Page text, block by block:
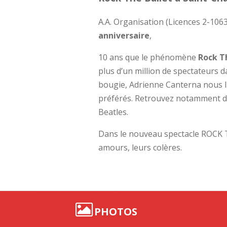
A.A. Organisation (Licences 2-
anniversaire,
10 ans que le phénomène Rock
plus d’un million de spectateurs
bougie, Adrienne Canterna nous
préférés. Retrouvez notamment
Beatles.
Dans le nouveau spectacle
amours, leurs colères.
PHOTOS